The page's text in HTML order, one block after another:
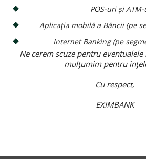
Credite de consum
Credite ipotecare
POS-uri și
Aplicația mobilă a Băncii (pe
Internet Banking (pe
Ne cerem scuze pentru
mulțumim pentru
Cu respect,
EXIMBANK